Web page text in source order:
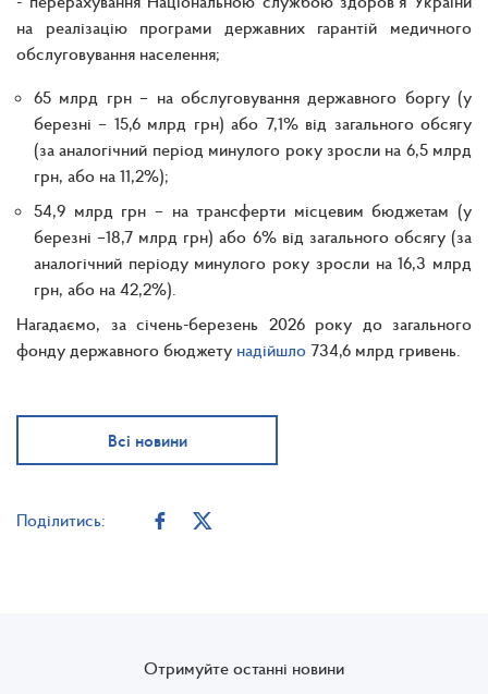
на реалізацію програми державних гарантій медичного
обслуговування населення;
65 млрд грн – на обслуговування державного боргу (у
березні – 15,6 млрд грн) або 7,1% від загального обсягу
(за аналогічний період минулого року зросли на 6,5 млрд
грн, або на 11,2%);
54,9 млрд грн – на трансферти місцевим бюджетам (у
березні –18,7 млрд грн) або 6% від загального обсягу (за
аналогічний періоду минулого року зросли на 16,3 млрд
грн, або на 42,2%).
Нагадаємо, за січень-березень 2026 року до загального
фонду державного бюджету надійшло 734,6 млрд гривень.
Всі новини
Поділитись:
Отримуйте останні новини